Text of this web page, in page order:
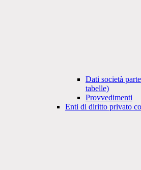
Dati società
tabelle)
Provvedimenti
Enti di diritto privato